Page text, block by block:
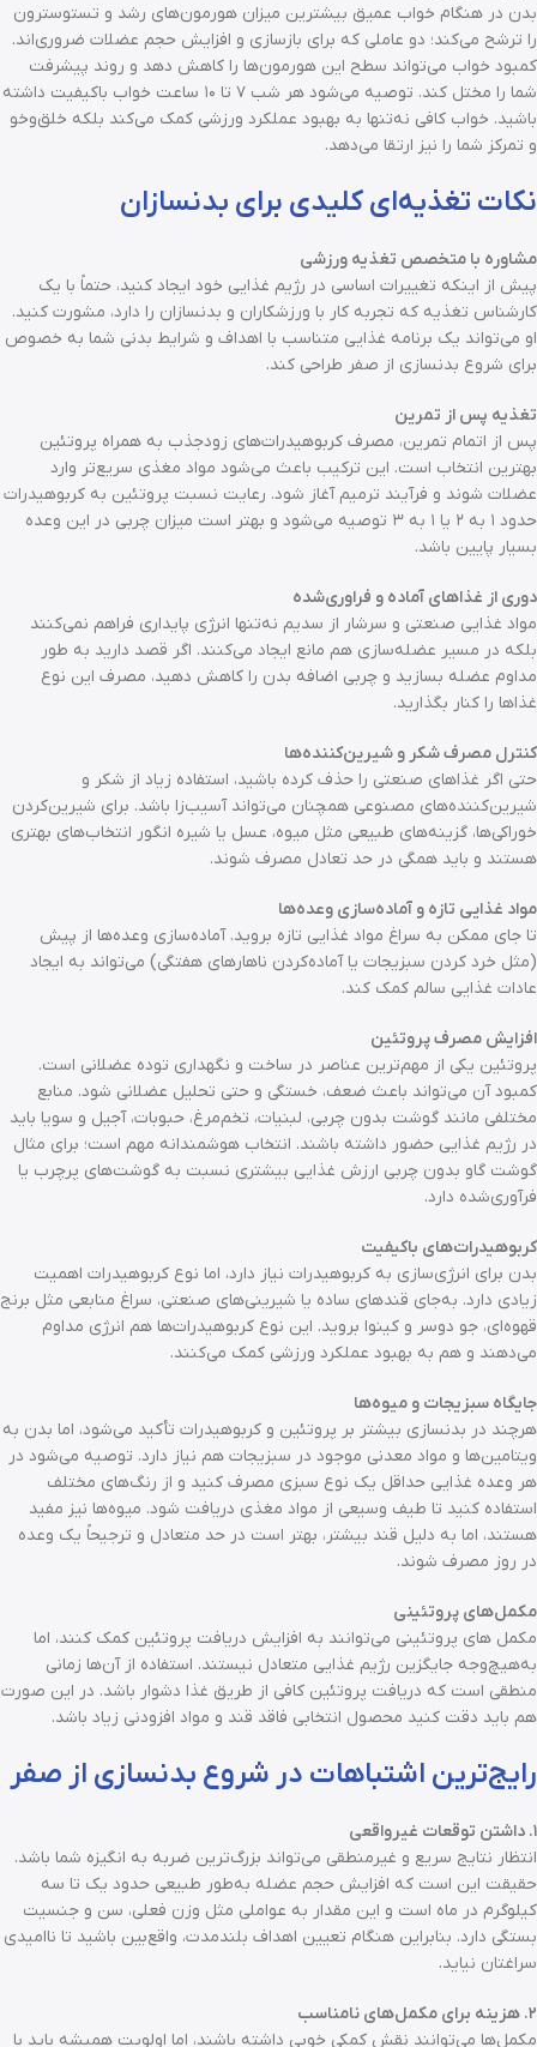
بدن در هنگام خواب عمیق بیشترین میزان هورمون‌های رشد و تستوسترون
را ترشح می‌کند؛ دو عاملی که برای بازسازی و افزایش حجم عضلات ضروری‌اند.
کمبود خواب می‌تواند سطح این هورمون‌ها را کاهش دهد و روند پیشرفت
شما را مختل کند. توصیه می‌شود هر شب ۷ تا ۱۰ ساعت خواب باکیفیت داشته
باشید. خواب کافی نه‌تنها به بهبود عملکرد ورزشی کمک می‌کند بلکه خلق‌وخو
و تمرکز شما را نیز ارتقا می‌دهد.
نکات تغذیه‌ای کلیدی برای بدنسازان
مشاوره با متخصص تغذیه ورزشی
پیش از اینکه تغییرات اساسی در رژیم غذایی خود ایجاد کنید، حتماً با یک
کارشناس تغذیه که تجربه کار با ورزشکاران و بدنسازان را دارد، مشورت کنید.
او می‌تواند یک برنامه غذایی متناسب با اهداف و شرایط بدنی شما به خصوص
برای شروع بدنسازی از صفر طراحی کند.
تغذیه پس از تمرین
پس از اتمام تمرین، مصرف کربوهیدرات‌های زودجذب به همراه پروتئین
بهترین انتخاب است. این ترکیب باعث می‌شود مواد مغذی سریع‌تر وارد
عضلات شوند و فرآیند ترمیم آغاز شود. رعایت نسبت پروتئین به کربوهیدرات
حدود ۱ به ۲ یا ۱ به ۳ توصیه می‌شود و بهتر است میزان چربی در این وعده
بسیار پایین باشد.
دوری از غذاهای آماده و فراوری‌شده
مواد غذایی صنعتی و سرشار از سدیم نه‌تنها انرژی پایداری فراهم نمی‌کنند
بلکه در مسیر عضله‌سازی هم مانع ایجاد می‌کنند. اگر قصد دارید به طور
مداوم عضله بسازید و چربی اضافه بدن را کاهش دهید، مصرف این نوع
غذاها را کنار بگذارید.
کنترل مصرف شکر و شیرین‌کننده‌ها
حتی اگر غذاهای صنعتی را حذف کرده باشید، استفاده زیاد از شکر و
شیرین‌کننده‌های مصنوعی همچنان می‌تواند آسیب‌زا باشد. برای شیرین‌کردن
خوراکی‌ها، گزینه‌های طبیعی مثل میوه، عسل یا شیره انگور انتخاب‌های بهتری
هستند و باید همگی در حد تعادل مصرف شوند.
مواد غذایی تازه و آماده‌سازی وعده‌ها
تا جای ممکن به سراغ مواد غذایی تازه بروید. آماده‌سازی وعده‌ها از پیش
(مثل خرد کردن سبزیجات یا آماده‌کردن ناهارهای هفتگی) می‌تواند به ایجاد
عادات غذایی سالم کمک کند.
افزایش مصرف پروتئین
پروتئین یکی از مهم‌ترین عناصر در ساخت و نگهداری توده عضلانی است.
کمبود آن می‌تواند باعث ضعف، خستگی و حتی تحلیل عضلانی شود. منابع
مختلفی مانند گوشت بدون چربی، لبنیات، تخم‌مرغ، حبوبات، آجیل و سویا باید
در رژیم غذایی حضور داشته باشند. انتخاب هوشمندانه مهم است؛ برای مثال
گوشت گاو بدون چربی ارزش غذایی بیشتری نسبت به گوشت‌های پرچرب یا
فرآوری‌شده دارد.
کربوهیدرات‌های باکیفیت
بدن برای انرژی‌سازی به کربوهیدرات نیاز دارد، اما نوع کربوهیدرات اهمیت
زیادی دارد. به‌جای قندهای ساده یا شیرینی‌های صنعتی، سراغ منابعی مثل برنج
قهوه‌ای، جو دوسر و کینوا بروید. این نوع کربوهیدرات‌ها هم انرژی مداوم
می‌دهند و هم به بهبود عملکرد ورزشی کمک می‌کنند.
جایگاه سبزیجات و میوه‌ها
هرچند در بدنسازی بیشتر بر پروتئین و کربوهیدرات تأکید می‌شود، اما بدن به
ویتامین‌ها و مواد معدنی موجود در سبزیجات هم نیاز دارد. توصیه می‌شود در
هر وعده غذایی حداقل یک نوع سبزی مصرف کنید و از رنگ‌های مختلف
استفاده کنید تا طیف وسیعی از مواد مغذی دریافت شود. میوه‌ها نیز مفید
هستند، اما به دلیل قند بیشتر، بهتر است در حد متعادل و ترجیحاً یک وعده
در روز مصرف شوند.
مکمل‌های پروتئینی
مکمل های پروتئینی می‌توانند به افزایش دریافت پروتئین کمک کنند، اما
به‌هیچ‌وجه جایگزین رژیم غذایی متعادل نیستند. استفاده از آن‌ها زمانی
منطقی است که دریافت پروتئین کافی از طریق غذا دشوار باشد. در این صورت
هم باید دقت کنید محصول انتخابی فاقد قند و مواد افزودنی زیاد باشد.
رایج‌ترین اشتباهات در شروع بدنسازی از صفر
۱. داشتن توقعات غیرواقعی
انتظار نتایج سریع و غیرمنطقی می‌تواند بزرگ‌ترین ضربه به انگیزه شما باشد.
حقیقت این است که افزایش حجم عضله به‌طور طبیعی حدود یک تا سه
کیلوگرم در ماه است و این مقدار به عواملی مثل وزن فعلی، سن و جنسیت
بستگی دارد. بنابراین هنگام تعیین اهداف بلندمدت، واقع‌بین باشید تا ناامیدی
سراغتان نیاید.
۲. هزینه برای مکمل‌های نامناسب
مکمل‌ها می‌توانند نقش کمکی خوبی داشته باشند، اما اولویت همیشه باید با